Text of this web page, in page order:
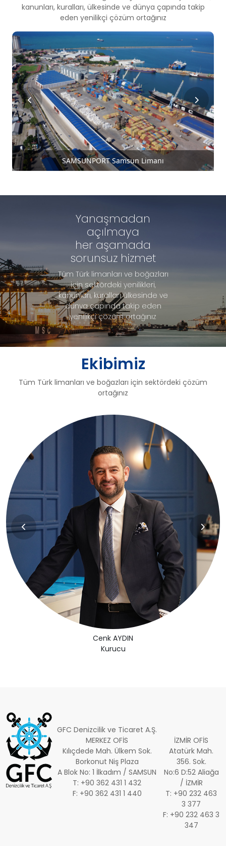
kanunları, kuralları, ülkesinde ve dünya çapında takip
eden yenilikçi çözüm ortağınız
SAMSUNPORT Samsun Limanı
Yanaşmadan
açılmaya
her aşamada
sorunsuz hizmet
Tüm Türk limanları ve boğazları
için sektördeki yenilikleri,
kanunları, kuralları ülkesinde ve
dünya çapında takip eden
yenilikçi çözüm ortağınız
Ekibimiz
Tüm Türk limanları ve boğazları için sektördeki çözüm
ortağınız
Cenk AYDIN
Kurucu
GFC Denizcilik ve Ticaret A.Ş.
MERKEZ OFİS
Kılıçdede Mah. Ülkem Sok.
Borkonut Niş Plaza
A Blok No: 1 İlkadım / SAMSUN
T: +90 362 431 1 432
F: +90 362 431 1 440
İZMİR OFİS
Atatürk Mah.
356. Sok.
No:6 D:52 Aliağa
/ İZMİR
T: +90 232 463
3 377
F: +90 232 463 3
347